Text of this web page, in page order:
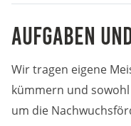
Aufgaben
Wir tragen eigene
kümmern und
um die
DMSB
Zweck:
verwendeten
24 Stunden